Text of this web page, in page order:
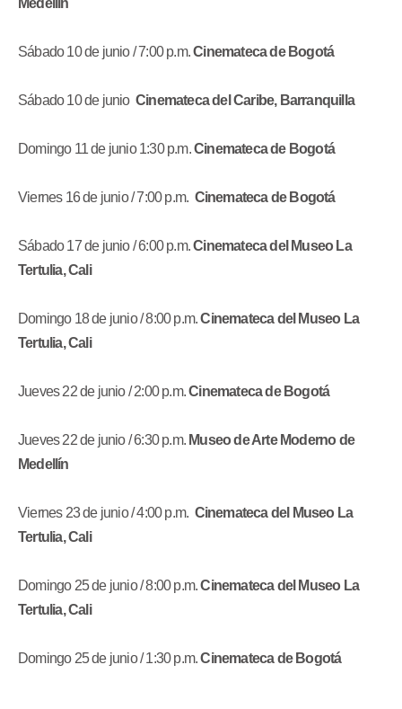
Medellín
Sábado 10 de junio / 7:00 p.m.Cinemateca de Bogotá
Sábado 10 de junio Cinemateca del Caribe, Barranquilla
Domingo 11 de junio 1:30 p.m.Cinemateca de Bogotá
Viernes 16 de junio / 7:00 p.m. Cinemateca de Bogotá
Sábado 17 de junio / 6:00 p.m.Cinemateca del Museo La
Tertulia, Cali
Domingo 18 de junio / 8:00 p.m.Cinemateca del Museo La
Tertulia, Cali
Jueves 22 de junio / 2:00 p.m.Cinemateca de Bogotá
Jueves 22 de junio / 6:30 p.m. Museo de Arte Moderno de
Medellín
Viernes 23 de junio / 4:00 p.m. Cinemateca del Museo La
Tertulia, Cali
Domingo 25 de junio / 8:00 p.m.Cinemateca del Museo La
Tertulia, Cali
Domingo 25 de junio / 1:30 p.m.Cinemateca de Bogotá